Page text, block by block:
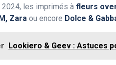
2024, les imprimés à fleurs
Zara ou encore Dolce &
Lookiero & Geev : Astuces